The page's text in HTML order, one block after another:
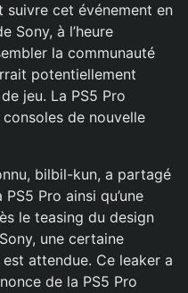
suivre cet événement en
Sony, à l’heure
la communauté
potentiellement
jeu. La PS5 Pro
de nouvelle
bilbil-kun, a partagé
Pro ainsi qu’une
le teasing du design
une certaine
attendue. Ce leaker a
de la PS5 Pro